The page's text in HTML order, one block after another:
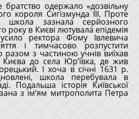
братство одержало «дозвільну
короля Сигізмунда III. Проте
зазнала серйозного
року в Києві лютувала епідемія
ректора Фому Івлевича
і тимчасово розпустити
з частиною учнів виїхав
Києва до села Юр’ївка, де жив
І хоча в січні 1631 р.
школа перебувала в
Подальша історія Київської
з ім’ям митрополита Петра